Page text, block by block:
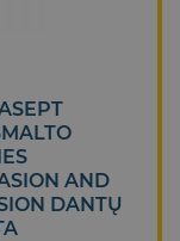
AND
DANTŲ